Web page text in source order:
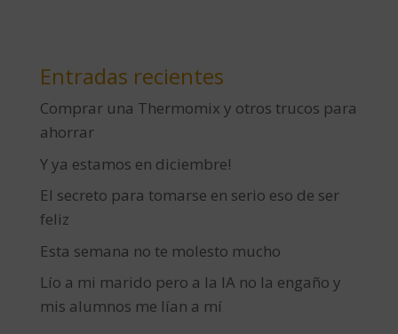
Entradas recientes
Comprar una Thermomix y otros trucos para
ahorrar
Y ya estamos en diciembre!
El secreto para tomarse en serio eso de ser
feliz
Esta semana no te molesto mucho
Lío a mi marido pero a la IA no la engaño y
mis alumnos me lían a mí